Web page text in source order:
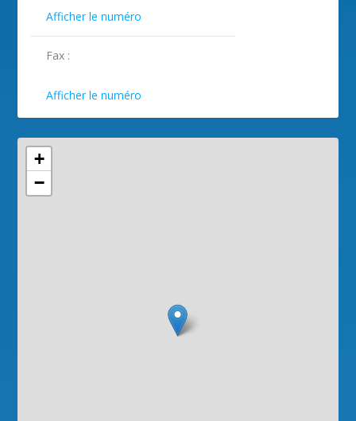
Afficher le numéro
Fax :
Afficher le numéro
+
−